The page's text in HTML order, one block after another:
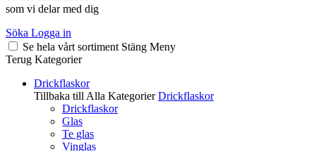
som vi delar med dig
Söka Logga in
Se hela vårt sortiment Stäng Meny
Terug Kategorier
Drickflaskor
Tillbaka till Alla Kategorier Drickflaskor
Drickflaskor
Glas
Te glas
Vinglas